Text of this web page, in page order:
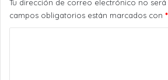
Tu dirección de correo electrónico no será
campos obligatorios están marcados con *